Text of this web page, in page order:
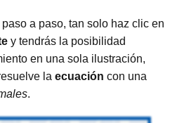
a paso, tan solo haz clic en
y tendrás la posibilidad
en una sola ilustración,
la ecuación con una
.